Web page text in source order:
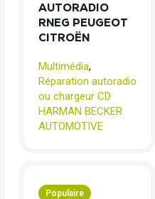
AUTORADIO
RNEG PEUGEOT
CITROËN
Multimédia,
Réparation autoradio
ou chargeur CD
HARMAN BECKER
AUTOMOTIVE
Populaire